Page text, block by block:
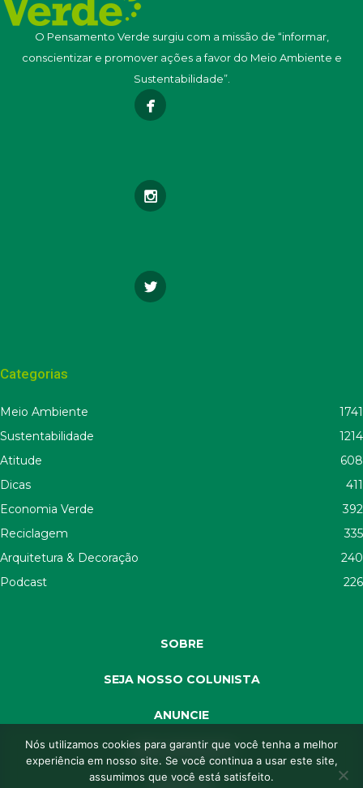
O Pensamento Verde surgiu com a missão de “informar,
conscientizar e promover ações a favor do Meio Ambiente e
Sustentabilidade”.
Categorias
Meio Ambiente
1741
Sustentabilidade
1214
Atitude
608
Dicas
411
Economia Verde
392
Reciclagem
335
Arquitetura & Decoração
240
Podcast
226
SOBRE
SEJA NOSSO COLUNISTA
ANUNCIE
SEJA APOIADOR
Nós utilizamos cookies para garantir que você tenha a melhor
experiência em nosso site. Se você continua a usar este site,
assumimos que você está satisfeito.